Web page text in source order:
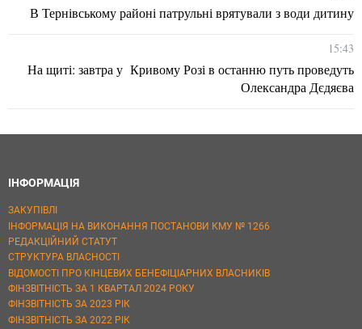
В Тернівському районі патрульні врятували з води дитину
15:43
На щиті: завтра у Кривому Розі в останню путь проведуть
Олександра Дєдяєва
ІНФОРМАЦІЯ
ЗАКУПІВЛІ
ІНФОРМАЦІЯ НА ВИКОНАННЯ ПОСТАНОВИ КМУ № 1266
РЕДАКЦІЙНИЙ СТАТУТ
СТРУКТУРА ВЛАСНОСТІ
ВІДОМОСТІ ПРО КІНЦЕВИХ БЕНЕФІЦІАРНИХ ВЛАСНИКІВ
ФІНЗВІТНІСТЬ ЗА 1 КВАРТАЛ 2024 РОКУ
ФІНЗВІТНІСТЬ ЗА 2023 РІК
ФІНЗВІТНІСТЬ ЗА 2022 РІК